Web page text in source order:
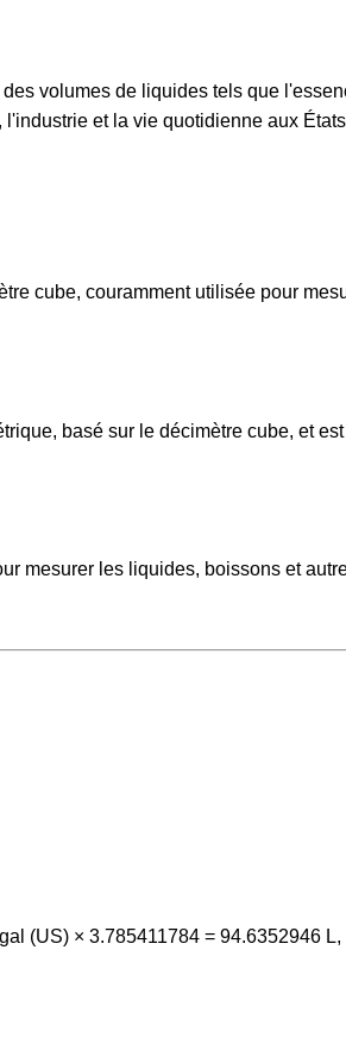
volumes de liquides tels que
et la vie quotidienne aux
cube, couramment utilisée pour
basé sur le décimètre cube, et
mesurer les liquides, boissons et
(US) × 3.785411784 = 94.6352946 L,